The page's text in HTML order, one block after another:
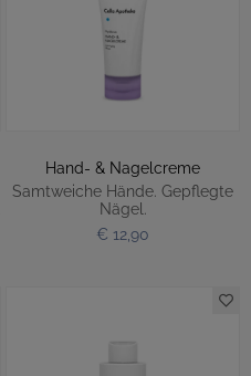
Hand- & Nagelcreme
Samtweiche Hände. Gepflegte
Nägel.
€ 12,90